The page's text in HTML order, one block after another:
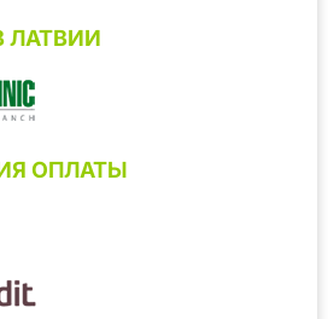
ЛАТВИИ
ОПЛАТЫ